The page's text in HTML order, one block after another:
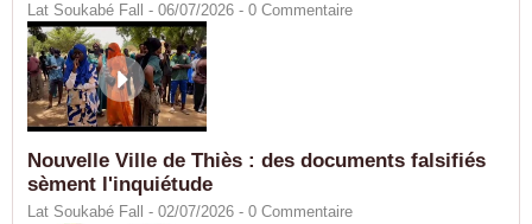
Lat Soukabé Fall - 06/07/2026 - 0 Commentaire
Nouvelle Ville de Thiès : des documents falsifiés
sèment l'inquiétude
Lat Soukabé Fall - 02/07/2026 - 0 Commentaire